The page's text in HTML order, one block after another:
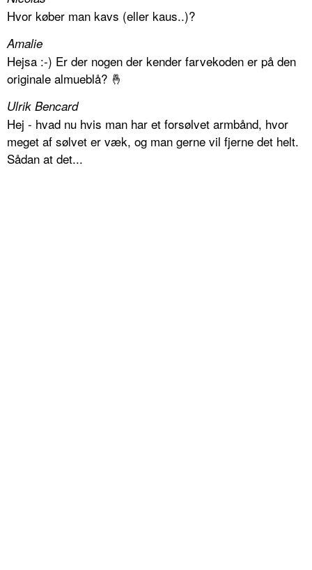
Hvor køber man kavs (eller kaus..)?
Amalie
Hejsa :-) Er der nogen der kender farvekoden er på den
originale almueblå? 🤞
Ulrik Bencard
Hej - hvad nu hvis man har et forsølvet armbånd, hvor
meget af sølvet er væk, og man gerne vil fjerne det helt.
Sådan at det...